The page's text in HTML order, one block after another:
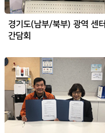
경기도(남부/북부) 광역 센터
간담회